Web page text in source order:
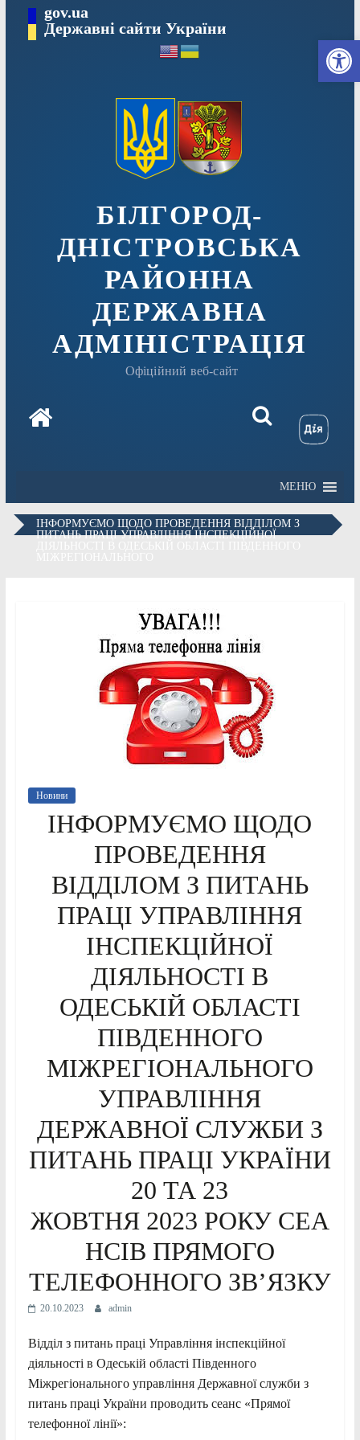
вмісту
gov.ua
Державні сайти України
БІЛГОРОД-
ДНІСТРОВСЬКА
РАЙОННА
ДЕРЖАВНА
АДМІНІСТРАЦІЯ
Офіційний веб-сайт
МЕНЮ
ІНФОРМУЄМО ЩОДО ПРОВЕДЕННЯ ВІДДІЛОМ З
ПИТАНЬ ПРАЦІ УПРАВЛІННЯ ІНСПЕКЦІЙНОЇ
Новини
ІНФОРМУЄМО ЩОДО
ПРОВЕДЕННЯ
ВІДДІЛОМ З ПИТАНЬ
ПРАЦІ УПРАВЛІННЯ
ІНСПЕКЦІЙНОЇ
ДІЯЛЬНОСТІ В
ОДЕСЬКІЙ ОБЛАСТІ
ПІВДЕННОГО
МІЖРЕГІОНАЛЬНОГО
УПРАВЛІННЯ
ДЕРЖАВНОЇ СЛУЖБИ З
ПИТАНЬ ПРАЦІ УКРАЇНИ
20 ТА 23
ЖОВТНЯ 2023 РОКУ СЕА
НСІВ ПРЯМОГО
ТЕЛЕФОННОГО ЗВ’ЯЗКУ
20.10.2023 admin
Відділ з питань праці Управління інспекційної
діяльності в Одеській області Південного
Міжрегіонального управління Державної служби з
питань праці України проводить сеанс «Прямої
телефонної лінії»: